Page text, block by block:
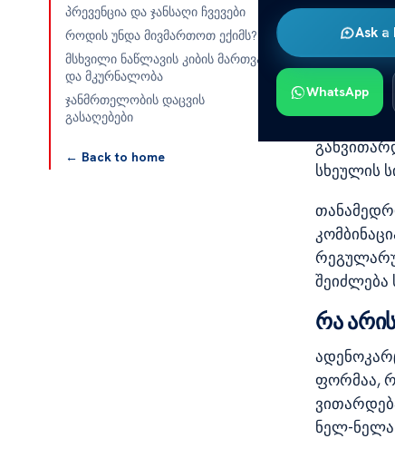
Ask a
WhatsApp
პრევენცია და ჯანსაღი ჩვევები
როდის უნდა მივმართოთ ექიმს?
მსხვილი ნაწლავის კიბის მართვა
და მკურნალობა
ჯანმრთელობის დაცვის
გასაღებები
← Back to home
ნაწლავის
ეს
ადრეულ
სხეულის
შეიძლება
რა
ფორმაა,
ნელ-ნელა